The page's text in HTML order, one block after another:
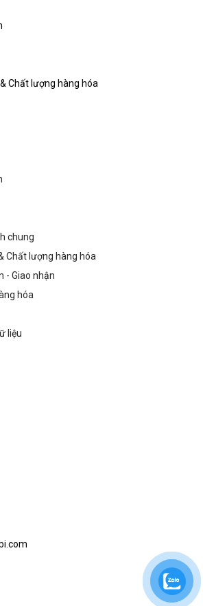
Chất lượng hàng hóa
chung
Chất lượng hàng hóa
- Giao nhận
hóa
liệu